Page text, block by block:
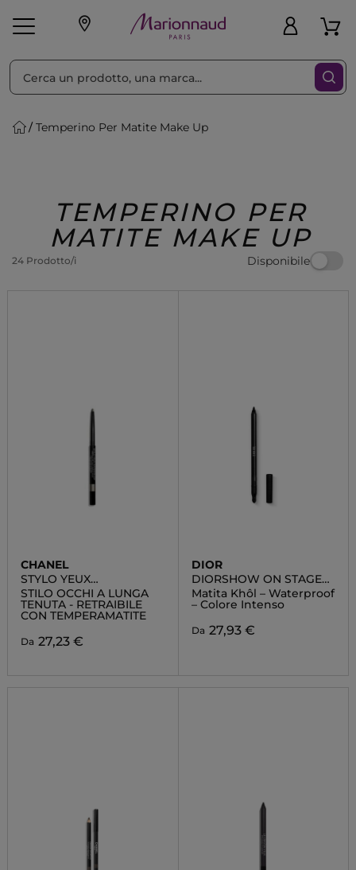
Make-up Profumi
Regalo
Temperino Per Matite Make Up
TEMPERINO PER
MATITE MAKE UP
24 Prodotto/i Disponibile
Ordina per Filtra
CHANEL
STYLO YEUX
WATERPROOF
STILO OCCHI A LUNGA
TENUTA - RETRAIBILE
CON TEMPERAMATITE
Da 27,23 €
DIOR
DIORSHOW ON STAGE
CRAYON
Matita Khôl – Waterproof
– Colore Intenso
Da 27,93 €